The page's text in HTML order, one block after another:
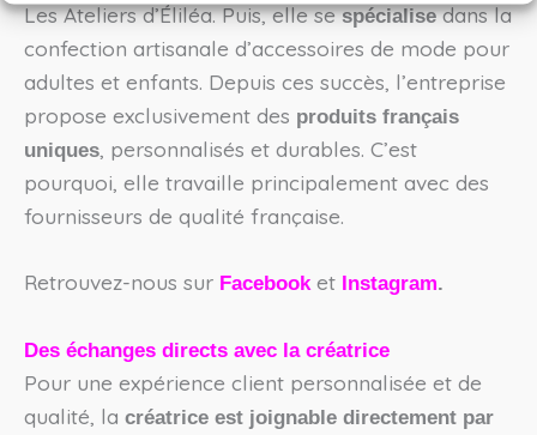
Les Ateliers d’Éliléa. Puis, elle sespécialisedans la
confection artisanale d’accessoires de mode pour
adultes et enfants. Depuis ces succès, l’entreprise
propose exclusivement des produits français
uniques , personnalisés et durables. C’est
pourquoi, elle travaille principalement avec des
fournisseurs de qualité française.
Retrouvez-nous sur Facebook et Instagram.
Des échanges directs avec la créatrice
Pour une expérience client personnalisée et de
qualité, la créatrice est joignable directement par